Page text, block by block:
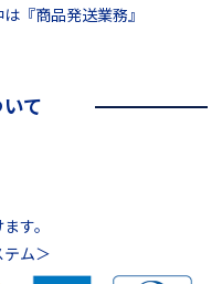
『商品発送業務』
て
す。
ム＞